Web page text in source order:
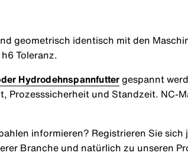
geometrisch identisch mit den
Toleranz.
Hydrodehnspannfuttergespannt
Prozesssicherheit und Standzeit. NC-
informieren? Registrieren Sie
Branche und natürlich zu unseren